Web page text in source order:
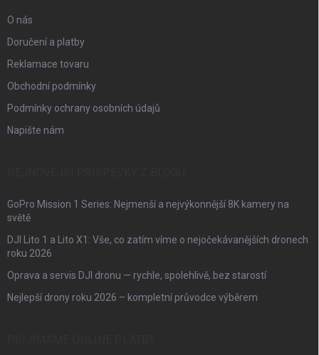
O nás
Doručení a platby
Reklamace tovaru
Obchodní podmínky
Podmínky ochrany osobních údajů
Napište nám
GoPro Mission 1 Series: Nejmenší a nejvýkonnější 8K kamery na
světě
DJI Lito 1 a Lito X1: Vše, co zatím víme o nejočekávanějších dronech
roku 2026
Oprava a servis DJI dronu — rychle, spolehlivě, bez starostí
Nejlepší drony roku 2026 – kompletní průvodce výběrem